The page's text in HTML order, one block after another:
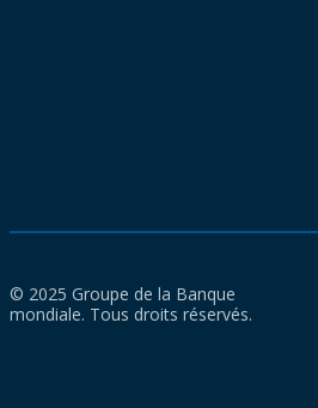
© 2025 Groupe de la Banque
mondiale. Tous droits réservés.